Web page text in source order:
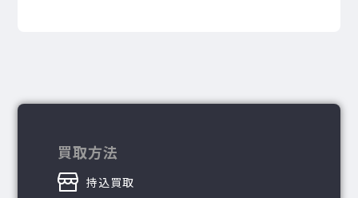
買取方法
持込買取